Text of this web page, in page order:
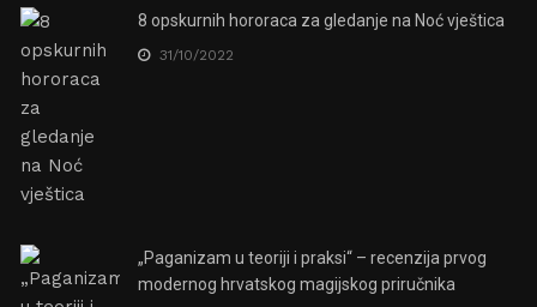
8 opskurnih hororaca za gledanje na Noć vještica
31/10/2022
„Paganizam u teoriji i praksi“ – recenzija prvog
modernog hrvatskog magijskog priručnika